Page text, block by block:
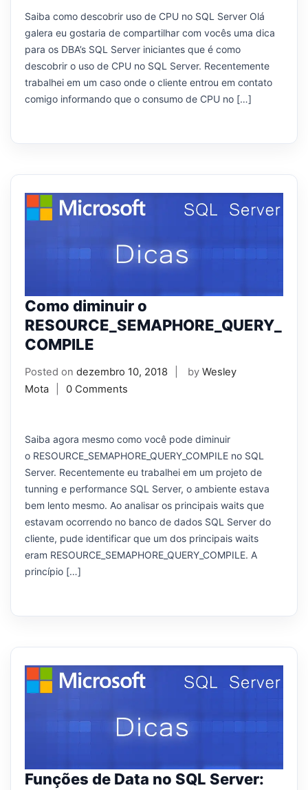
Saiba como descobrir uso de CPU no SQL Server Olá
galera eu gostaria de compartilhar com vocês uma dica
para os DBA’s SQL Server iniciantes que é como
descobrir o uso de CPU no SQL Server. Recentemente
trabalhei em um caso onde o cliente entrou em contato
comigo informando que o consumo de CPU no […]
Como diminuir o
RESOURCE_SEMAPHORE_QUERY_
COMPILE
Posted on dezembro 10, 2018 by Wesley
Mota
0 Comments
Saiba agora mesmo como você pode diminuir
o RESOURCE_SEMAPHORE_QUERY_COMPILE no SQL
Server. Recentemente eu trabalhei em um projeto de
tunning e performance SQL Server, o ambiente estava
bem lento mesmo. Ao analisar os principais waits que
estavam ocorrendo no banco de dados SQL Server do
cliente, pude identificar que um dos principais waits
eram RESOURCE_SEMAPHORE_QUERY_COMPILE. A
princípio […]
Funções de Data no SQL Server: